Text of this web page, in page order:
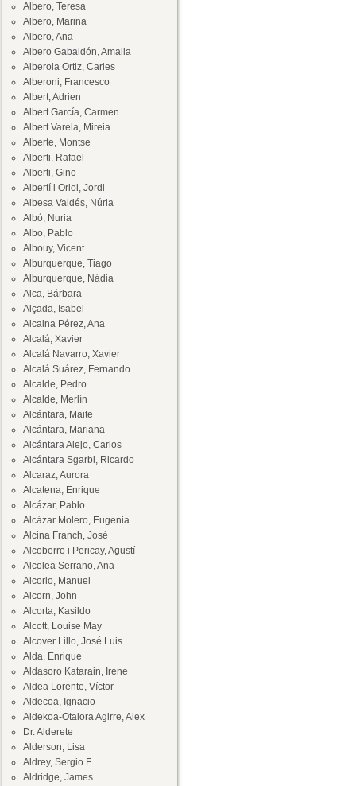
Albero, Teresa
Albero, Marina
Albero, Ana
Albero Gabaldón, Amalia
Alberola Ortiz, Carles
Alberoni, Francesco
Albert, Adrien
Albert García, Carmen
Albert Varela, Mireia
Alberte, Montse
Alberti, Rafael
Alberti, Gino
Albertí i Oriol, Jordi
Albesa Valdés, Núria
Albó, Nuria
Albo, Pablo
Albouy, Vicent
Alburquerque, Tiago
Alburquerque, Nádia
Alca, Bárbara
Alçada, Isabel
Alcaina Pérez, Ana
Alcalá, Xavier
Alcalá Navarro, Xavier
Alcalá Suárez, Fernando
Alcalde, Pedro
Alcalde, Merlín
Alcántara, Maite
Alcántara, Mariana
Alcántara Alejo, Carlos
Alcántara Sgarbi, Ricardo
Alcaraz, Aurora
Alcatena, Enrique
Alcázar, Pablo
Alcázar Molero, Eugenia
Alcina Franch, José
Alcoberro i Pericay, Agustí
Alcolea Serrano, Ana
Alcorlo, Manuel
Alcorn, John
Alcorta, Kasildo
Alcott, Louise May
Alcover Lillo, José Luis
Alda, Enrique
Aldasoro Katarain, Irene
Aldea Lorente, Víctor
Aldecoa, Ignacio
Aldekoa-Otalora Agirre, Alex
Dr. Alderete
Alderson, Lisa
Aldrey, Sergio F.
Aldridge, James